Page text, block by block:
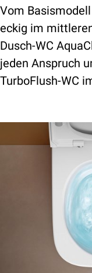
Vom
eckig im
Dusch-WC
jeden Anspruch
TurboFlush-WC